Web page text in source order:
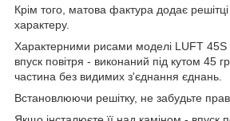
Крім того, матова фактура додає
характеру.
Характерними рисами моделі LUFT 45S
впуск повітря - виконаний під кутом 45
частина без видимих з'єднання єднань.
Встановлюючи решітку, не забудьте